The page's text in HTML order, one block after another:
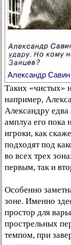
Александр
Таких «чистых»
например,
Александру едва
амплуа его пока
игроки, как
подходят под
во всех трех
первым, так и
Особенно
зоне. Именно
простор для
прострельных
темпом, при